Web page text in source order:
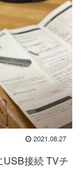
2021.08.27
接続 TVチ